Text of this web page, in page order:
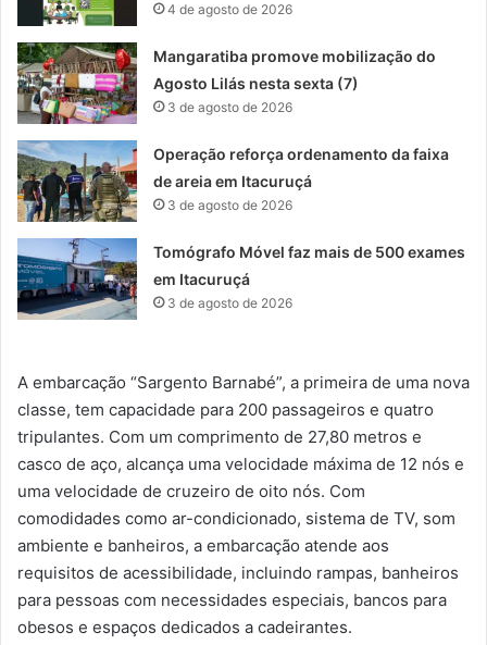
4 de agosto de 2026
Mangaratiba promove mobilização do
Agosto Lilás nesta sexta (7)
3 de agosto de 2026
Operação reforça ordenamento da faixa
de areia em Itacuruçá
3 de agosto de 2026
Tomógrafo Móvel faz mais de 500 exames
em Itacuruçá
3 de agosto de 2026
A embarcação “Sargento Barnabé”, a primeira de uma nova
classe, tem capacidade para 200 passageiros e quatro
tripulantes. Com um comprimento de 27,80 metros e
casco de aço, alcança uma velocidade máxima de 12 nós e
uma velocidade de cruzeiro de oito nós. Com
comodidades como ar-condicionado, sistema de TV, som
ambiente e banheiros, a embarcação atende aos
requisitos de acessibilidade, incluindo rampas, banheiros
para pessoas com necessidades especiais, bancos para
obesos e espaços dedicados a cadeirantes.